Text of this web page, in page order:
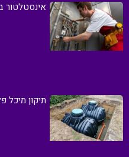
אינסטלטור
תיקון מיכל